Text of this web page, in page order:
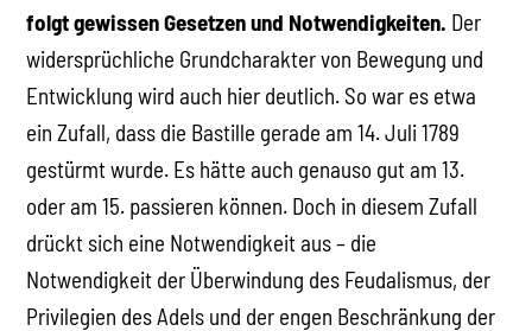
folgt gewissen Gesetzen und Notwendigkeiten. Der
widersprüchliche Grundcharakter von Bewegung und
Entwicklung wird auch hier deutlich. So war es etwa
ein Zufall, dass die Bastille gerade am 14. Juli 1789
gestürmt wurde. Es hätte auch genauso gut am 13.
oder am 15. passieren können. Doch in diesem Zufall
drückt sich eine Notwendigkeit aus – die
Notwendigkeit der Überwindung des Feudalismus, der
Privilegien des Adels und der engen Beschränkung der